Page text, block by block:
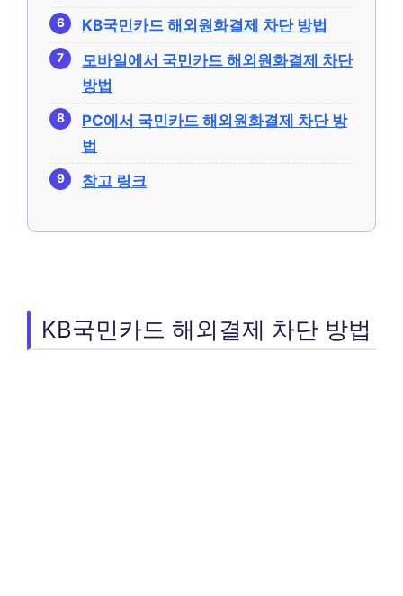
KB국민카드 해외원화결제 차단 방법
모바일에서 국민카드 해외원화결제 차단
방법
PC에서 국민카드 해외원화결제 차단 방
법
참고 링크
KB국민카드 해외결제 차단 방법